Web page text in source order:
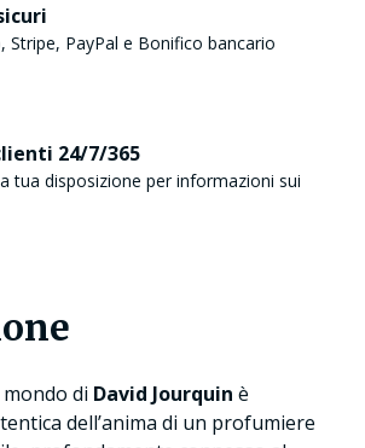
Stripe, PayPal e Bonifico bancario
24/7/365
tua disposizione per informazioni sui
di David Jourquin è
dell’anima di un profumiere